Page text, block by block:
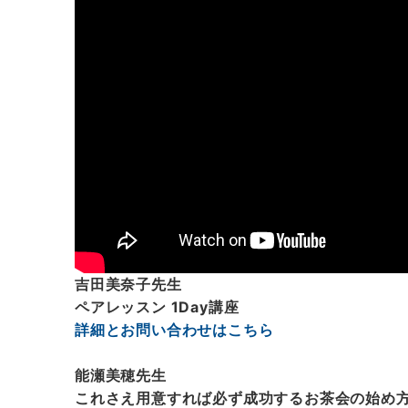
吉田美奈子先生
ペアレッスン 1Day講座
詳細とお問い合わせはこちら
能瀬美穂先生
これさえ用意すれば必ず成功するお茶会の始め